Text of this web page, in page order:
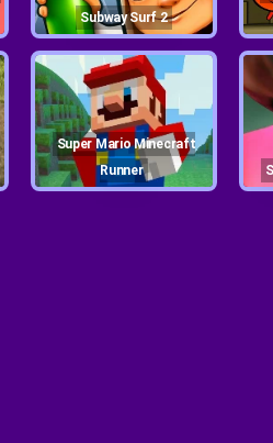
Subway Surf 2
Super Mario Minecraft
Runner